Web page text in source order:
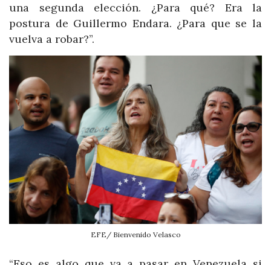
una segunda elección. ¿Para qué? Era la
postura de Guillermo Endara. ¿Para que se la
vuelva a robar?”.
EFE/ Bienvenido Velasco